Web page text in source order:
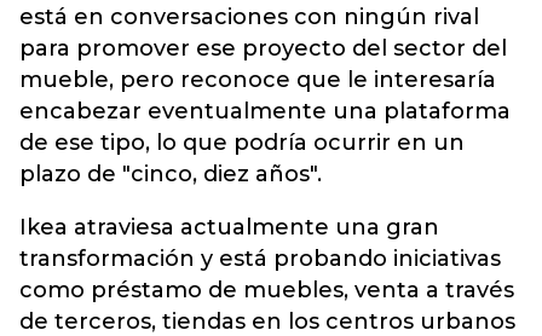
está en conversaciones con ningún rival
para promover ese proyecto del sector del
mueble, pero reconoce que le interesaría
encabezar eventualmente una plataforma
de ese tipo, lo que podría ocurrir en un
plazo de "cinco, diez años".
Ikea atraviesa actualmente una gran
transformación y está probando iniciativas
como préstamo de muebles, venta a través
de terceros, tiendas en los centros urbanos